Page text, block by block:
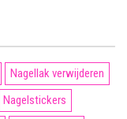
Nagellak verwijderen
Nagelstickers